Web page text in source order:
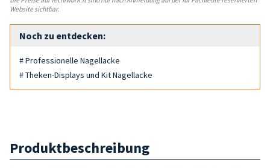
Website sichtbar.
Noch zu entdecken:
# Professionelle Nagellacke
# Theken-Displays und Kit Nagellacke
Produktbeschreibung